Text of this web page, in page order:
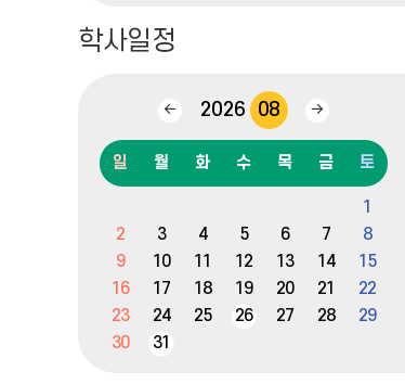
학사일정
이
달
2026 08
다
달
월,
화,
수,
목,
일 월 화 수 목 금 토
1
2
3 4 5 6 7
8
9
10 11 12 13 14
15
16
17 18 19 20 21
22
23
24 25 26 27 28
29
30
31